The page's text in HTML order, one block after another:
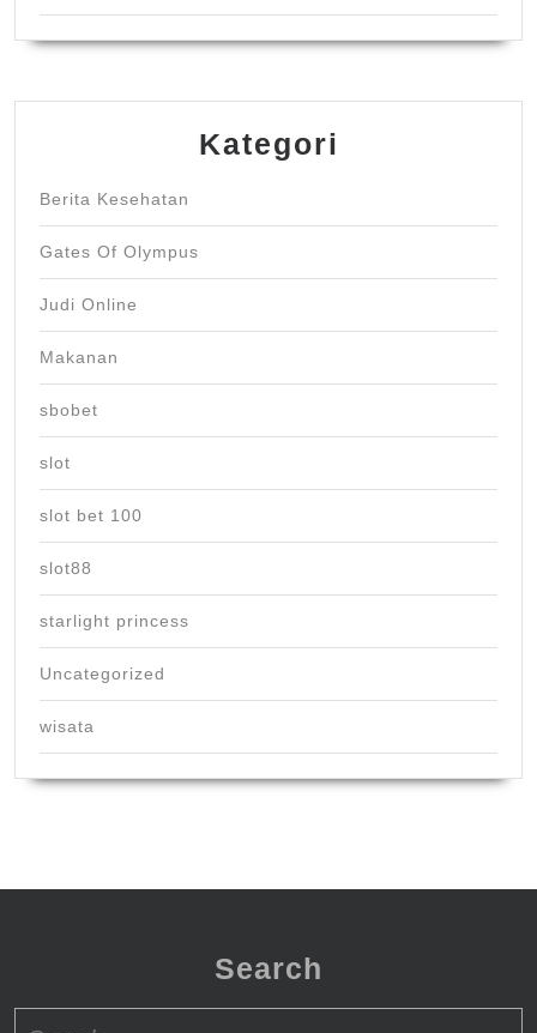
Kategori
Berita Kesehatan
Gates Of Olympus
Judi Online
Makanan
sbobet
slot
slot bet 100
slot88
starlight princess
Uncategorized
wisata
Search